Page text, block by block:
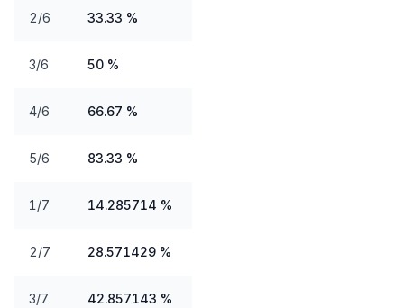
2/6 33.33 %
3/6 50 %
4/6 66.67 %
5/6 83.33 %
1/7 14.285714 %
2/7 28.571429 %
3/7 42.857143 %